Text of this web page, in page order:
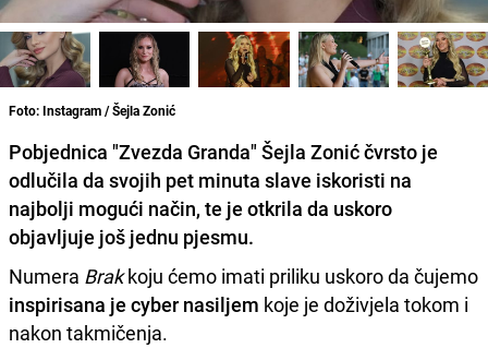
Foto: Instagram / Šejla Zonić
Pobjednica "Zvezda Granda" Šejla Zonić čvrsto je
odlučila da svojih pet minuta slave iskoristi na
najbolji mogući način, te je otkrila da uskoro
objavljuje još jednu pjesmu.
Numera Brakkoju ćemo imati priliku uskoro da čujemo
inspirisana je cyber nasiljem koje je doživjela tokom i
nakon takmičenja.